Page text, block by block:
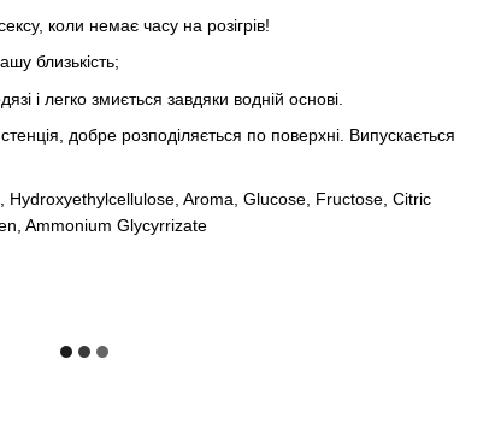
коли немає часу на розігрів!
близькість;
і легко змиється завдяки водній основі.
добре розподіляється по поверхні. Випускається
Aroma, Glucose, Fructose, Citric
Ammonium Glycyrrizate